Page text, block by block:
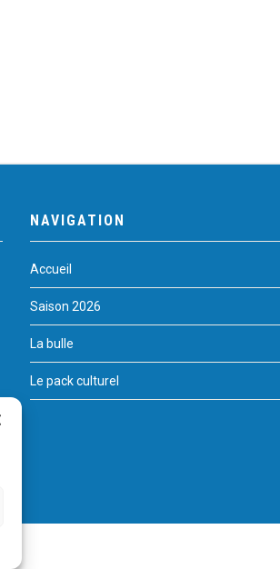
NAVIGATION
Accueil
Saison 2026
La bulle
Le pack culturel